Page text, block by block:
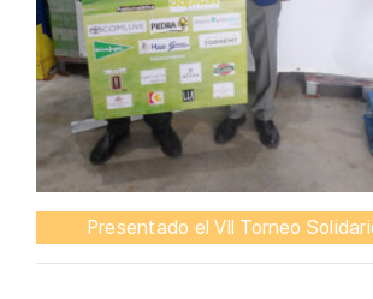
Presentado el VII Torneo